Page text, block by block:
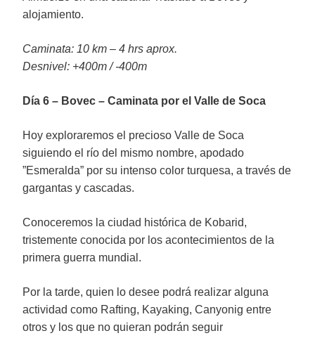
alojamiento.
Caminata: 10 km – 4 hrs aprox.
Desnivel: +400m / -400m
Día 6 – Bovec – Caminata por el Valle de Soca
Hoy exploraremos el precioso Valle de Soca
siguiendo el río del mismo nombre, apodado
”Esmeralda” por su intenso color turquesa, a través de
gargantas y cascadas.
Conoceremos la ciudad histórica de Kobarid,
tristemente conocida por los acontecimientos de la
primera guerra mundial.
Por la tarde, quien lo desee podrá realizar alguna
actividad como Rafting, Kayaking, Canyonig entre
otros y los que no quieran podrán seguir